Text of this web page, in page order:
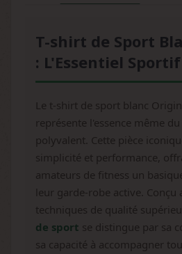
T-shirt de Sport
: L'Essentiel
Le t-shirt de sport blanc
représente l'essence même
polyvalent. Cette pièce
simplicité et performance,
amateurs de fitness un
leur garde-robe active. Conçu
techniques de qualité
de sport se distingue par sa
sa capacité à accompagner